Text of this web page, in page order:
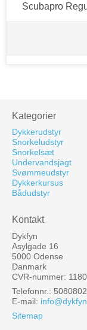
Scubapro
Kategorier
Dykkerudstyr
Snorkeludstyr
Snorkelsæt
Undervandsjagt
Svømmeudstyr
Dykkerkursus
Bådudstyr
Kontakt
Dykfyn
Asylgade 16
5000 Odense
Danmark
CVR-nummer:
Telefonnr.:
E-mail:
Sitemap